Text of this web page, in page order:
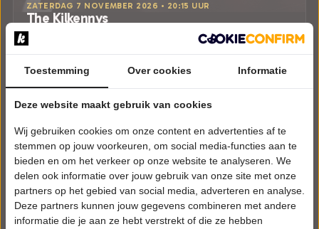
ZATERDAG 7 NOVEMBER 2026 • 20:15 UUR
The Kilkennys
St. Podium Kloosterhof
POPULAIRE MUZIEK
Toestemming Over cookies Informatie
Deze website maakt gebruik van cookies
Wij gebruiken cookies om onze content en advertenties af te
stemmen op jouw voorkeuren, om social media-functies aan te
bieden en om het verkeer op onze website te analyseren. We
delen ook informatie over jouw gebruik van onze site met onze
partners op het gebied van social media, adverteren en analyse.
Deze partners kunnen jouw gegevens combineren met andere
informatie die je aan ze hebt verstrekt of die ze hebben